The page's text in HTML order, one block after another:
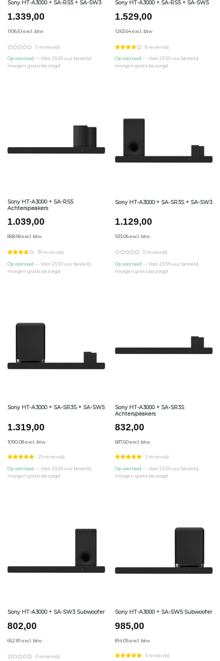
Sony HT-A3000 + SA-RS5 + SA-SW3
1.339,00
1106.61 excl. btw
0 review(s)
Op voorraad — Voor 23.59 uur besteld,
morgen gratis bezorgd
Sony HT-A3000 + SA-RS5 + SA-SW5
1.529,00
1263.64 excl. btw
8 review(s)
Op voorraad — Voor 23.59 uur besteld,
morgen gratis bezorgd
Sony HT-A3000 + SA-RS5
Achterspeakers
1.039,00
858.68 excl. btw
39 review(s)
Op voorraad — Voor 23.59 uur besteld,
morgen gratis bezorgd
Sony HT-A3000 + SA-SR3S + SA-SW3
1.129,00
933.06 excl. btw
0 review(s)
Op voorraad — Voor 23.59 uur besteld,
morgen gratis bezorgd
Sony HT-A3000 + SA-SR3S + SA-SW5
1.319,00
1090.08 excl. btw
29 review(s)
Op voorraad — Voor 23.59 uur besteld,
morgen gratis bezorgd
Sony HT-A3000 + SA-SR3S
Achterspeakers
832,00
687.60 excl. btw
1 review(s)
Op voorraad — Voor 23.59 uur besteld,
morgen gratis bezorgd
Sony HT-A3000 + SA-SW3 Subwoofer
802,00
662.81 excl. btw
0 review(s)
Sony HT-A3000 + SA-SW5 Subwoofer
985,00
814.05 excl. btw
5 review(s)